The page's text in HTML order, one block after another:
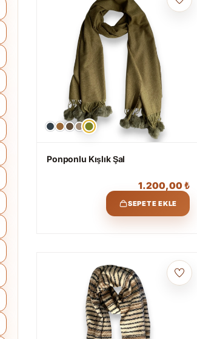
Ponponlu Kışlık Şal
1.200,00₺
SEPETE EKLE